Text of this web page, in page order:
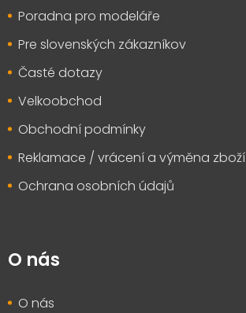
Poradna pro modeláře
Pre slovenských zákazníkov
Časté dotazy
Velkoobchod
Obchodní podmínky
Reklamace / vrácení a výměna zboží
Ochrana osobních údajů
O nás
O nás